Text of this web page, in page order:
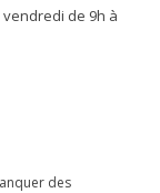
de 9h à
des